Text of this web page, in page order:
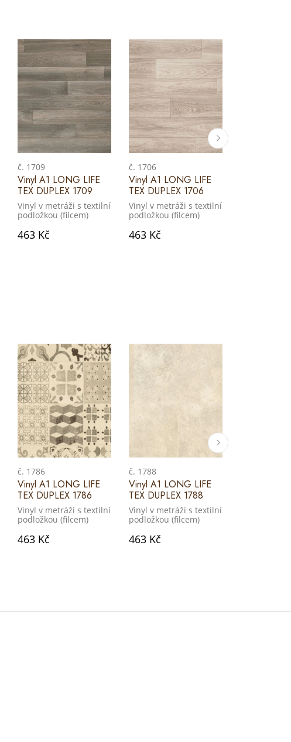
č. 1709
Vinyl A1 LONG LIFE
TEX DUPLEX 1709
Vinyl v metráži s textilní
podložkou (filcem)
463 Kč
č. 1706
Vinyl A1 LONG LIFE
TEX DUPLEX 1706
Vinyl v metráži s textilní
podložkou (filcem)
463 Kč
č. 1786
Vinyl A1 LONG LIFE
TEX DUPLEX 1786
Vinyl v metráži s textilní
podložkou (filcem)
463 Kč
č. 1788
Vinyl A1 LONG LIFE
TEX DUPLEX 1788
Vinyl v metráži s textilní
podložkou (filcem)
463 Kč